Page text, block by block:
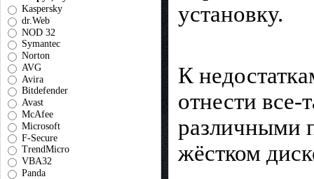
Kaspersky
dr.Web
NOD 32
Symantec
Norton
AVG
Avira
Bitdefender
Avast
McAfee
Microsoft
F-Secure
TrendMicro
VBA32
Panda
установку.
К
отнести все-
различными
жёстком